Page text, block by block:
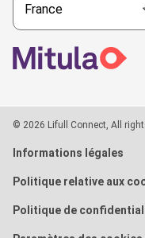
© 2026 Lifull Connect, All
Informations légales
Politique relative aux
Politique de